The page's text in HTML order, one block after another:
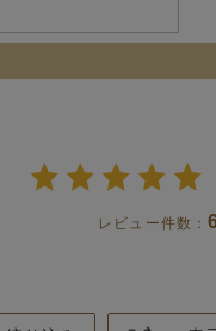
レビュー件数：